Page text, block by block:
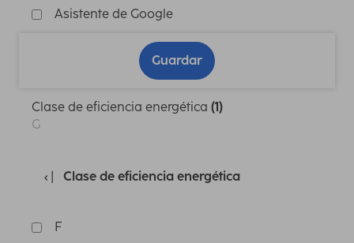
Asistente de Google
Guardar
Clase de eficiencia energética (1)
G
Clase de eficiencia energética
F